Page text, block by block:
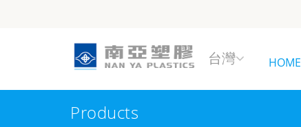
台灣 HOME
Products